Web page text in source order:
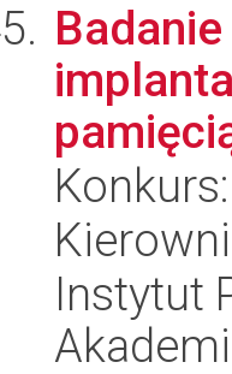
Konkurs:
Instytut